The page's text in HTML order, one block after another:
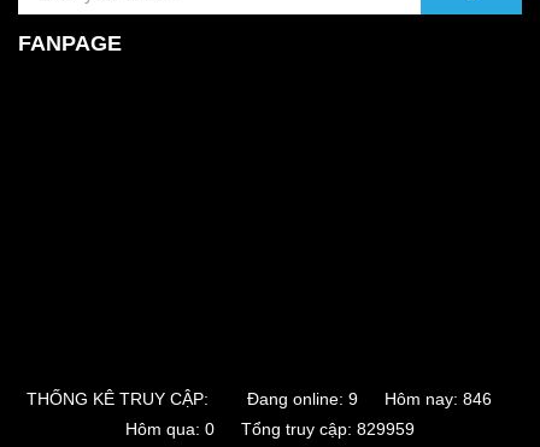
FANPAGE
THỐNG KÊ TRUY CẬP:
Đang online: 9 Hôm nay: 846
Hôm qua: 0 Tổng truy cập: 829959